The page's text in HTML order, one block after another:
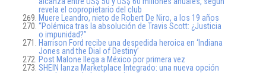
revela el copropietario del club
Muere Leandro, nieto de Robert De Niro, a los 19 años
“Polémica tras la absolución de Travis Scott: ¿Justicia
o impunidad?”
Harrison Ford recibe una despedida heroica en ‘Indiana
Jones and the Dial of Destiny’
Post Malone llega a México por primera vez
SHEIN lanza Marketplace Integrado: una nueva opción